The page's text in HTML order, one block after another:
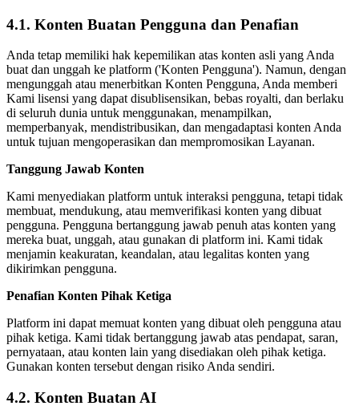
4.1. Konten Buatan Pengguna dan Penafian
Anda tetap memiliki hak kepemilikan atas konten asli yang Anda
buat dan unggah ke platform ('Konten Pengguna'). Namun, dengan
mengunggah atau menerbitkan Konten Pengguna, Anda memberi
Kami lisensi yang dapat disublisensikan, bebas royalti, dan berlaku
di seluruh dunia untuk menggunakan, menampilkan,
memperbanyak, mendistribusikan, dan mengadaptasi konten Anda
untuk tujuan mengoperasikan dan mempromosikan Layanan.
Tanggung Jawab Konten
Kami menyediakan platform untuk interaksi pengguna, tetapi tidak
membuat, mendukung, atau memverifikasi konten yang dibuat
pengguna. Pengguna bertanggung jawab penuh atas konten yang
mereka buat, unggah, atau gunakan di platform ini. Kami tidak
menjamin keakuratan, keandalan, atau legalitas konten yang
dikirimkan pengguna.
Penafian Konten Pihak Ketiga
Platform ini dapat memuat konten yang dibuat oleh pengguna atau
pihak ketiga. Kami tidak bertanggung jawab atas pendapat, saran,
pernyataan, atau konten lain yang disediakan oleh pihak ketiga.
Gunakan konten tersebut dengan risiko Anda sendiri.
4.2. Konten Buatan AI